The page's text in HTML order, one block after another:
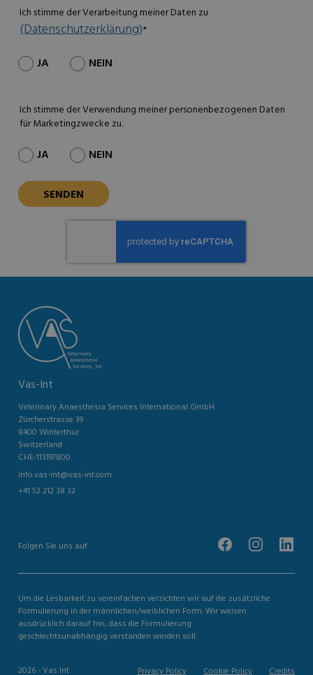
Ich stimme der Verarbeitung meiner Daten zu
(Datenschutzerklärung)*
JA NEIN
Ich stimme der Verwendung meiner personenbezogenen Daten
für Marketingzwecke zu.
JA NEIN
Vas-Int
Veterinary Anaesthesia Services International GmbH
Zürcherstrasse 39
8400 Winterthur
Switzerland
CHE-113197800
info.vas-int@vas-int.com
+41 52 212 38 32
Folgen Sie uns auf
Um die Lesbarkeit zu vereinfachen verzichten wir auf die zusätzliche
Formulierung in der männlichen/weiblichen Form. Wir weisen
ausdrücklich darauf hin, dass die Formulierung
geschlechtsunabhängig verstanden werden soll.
2026 - Vas Int Privacy Policy Cookie Policy Credits